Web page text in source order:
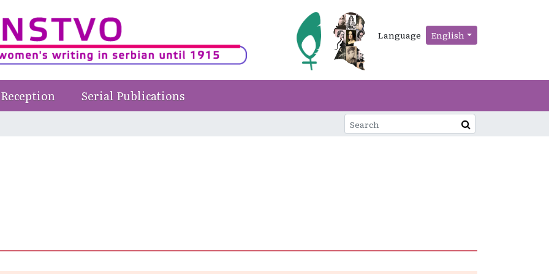
Language English
Reception Serial Publications